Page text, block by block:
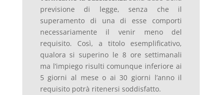
previsione di legge, senza che il
superamento di una di esse comporti
necessariamente il venir meno del
requisito. Così, a titolo esemplificativo,
qualora si superino le 8 ore settimanali
ma l’impiego risulti comunque inferiore ai
5 giorni al mese o ai 30 giorni l’anno il
requisito potrà ritenersi soddisfatto.